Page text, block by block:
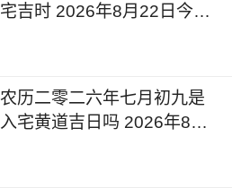
宅吉时 2026年8月22日今天
农历二零二六年七月初九是
入宅黄道吉日吗 2026年8月